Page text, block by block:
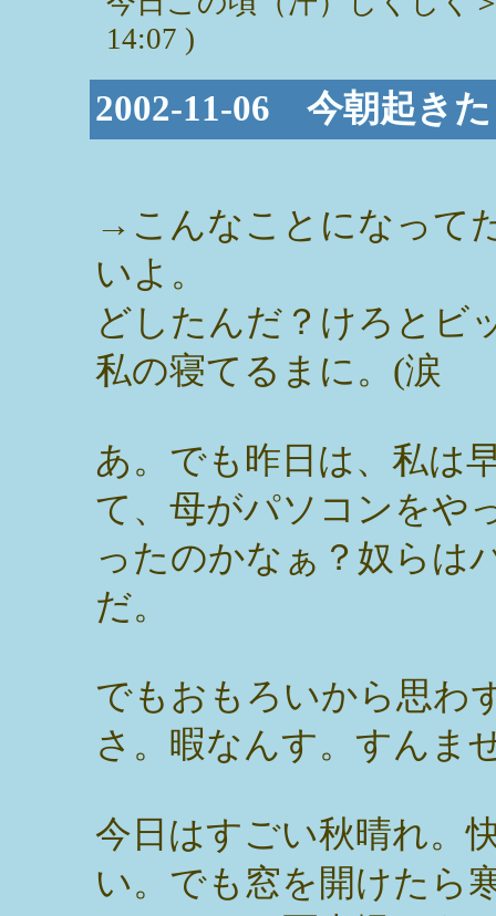
14:07 )
2002-11-06 今朝起き
→こんなことになって
いよ。
どしたんだ？けろとビ
私の寝てるまに。(涙
あ。でも昨日は、私は
て、母がパソコンをや
ったのかなぁ？奴らは
だ。
でもおもろいから思わ
さ。暇なんす。すんま
今日はすごい秋晴れ。
い。でも窓を開けたら